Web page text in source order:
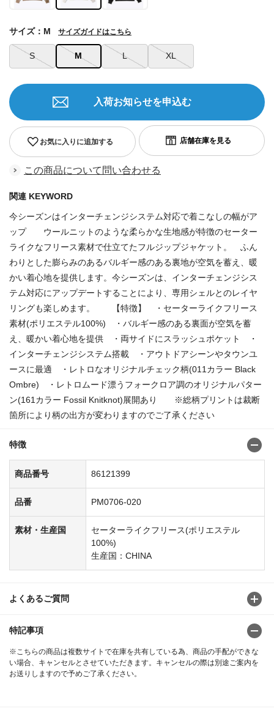
S M L XL
サイズ：M サイズガイドはこちら
お気に入りに追加する
入荷お知らせを申込む
この商品について問い合わせる
関連 KEYWORD
今シーズンはインターチェンジシステム対応で着こなしの幅がア
ップ ウールニットのような柔らかな生地感が特徴のセーター
ライクなフリース素材で仕立てたフルジップジャケット。 ふん
わりとした膨らみのあるバルギー感のある裏地が空気を蓄え、暖
かい着心地を提供します。今シーズンは、インターチェンジシス
テム対応にアップデートすることにより、専用シェルとのレイヤ
リングも楽しめます。 【特徴】 ・セーターライクフリース
素材(ポリエステル100%) ・バルギー感のある裏面が空気を蓄
え、暖かい着心地を提供 ・両サイドにスラッシュポケット ・
インターチェンジシステム搭載 ・アウトドアシーンやタウンユ
ースに最適 ・レトロなオリジナルチェック柄(011カラー Black
Ombre) ・レトロムード漂うフォークロア調のオリジナルパター
ン(161カラー Fossil Knitknot)展開あり ※総柄プリントは裁断
箇所により柄の出方が変わりますのでご了承ください
特徴
商品番号 86121399
品番 PM0706-020
素材・生産国
セーターライクフリース(ポリエステル
100%)
生産国：CHINA
よくあるご質問
特記事項
※こちらの商品は複数サイトで在庫を共有している為、商品の手配ができな
い場合、キャンセルとさせていただきます。キャンセルの際は別途ご案内を
お送りしますので予めご了承ください。